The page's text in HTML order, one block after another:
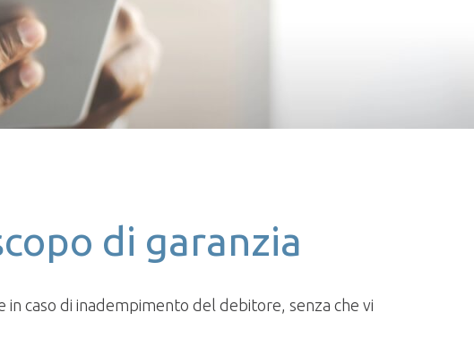
di garanzia
caso di inadempimento del debitore, senza che vi